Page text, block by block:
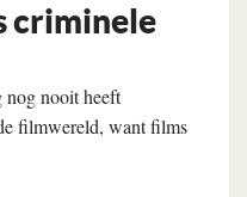
criminele
nog nooit heeft
filmwereld, want films